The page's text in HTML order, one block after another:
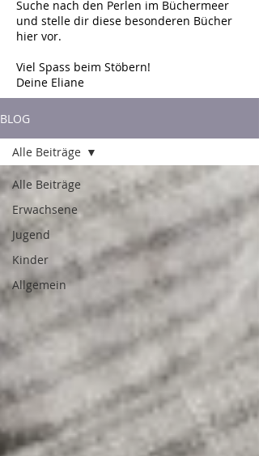
Suche nach den Perlen im Büchermeer
und stelle dir diese besonderen Bücher
hier vor.
Viel Spass beim Stöbern!
Deine Eliane
BLOG
Alle Beiträge
Erwachsene
Jugend
Kinder
Allgemein
Alle Beiträge